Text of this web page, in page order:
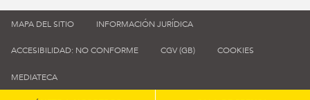
MAPA DEL SITIO INFORMACIÓN JURÍDICA
ACCESIBILIDAD: NO CONFORME CGV (GB) COOKIES
MEDIATECA